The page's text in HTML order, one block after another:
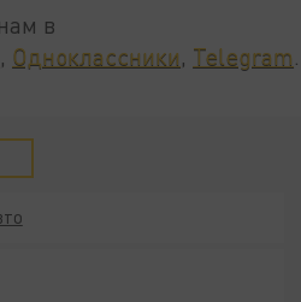
в
, Одноклассники, Telegram